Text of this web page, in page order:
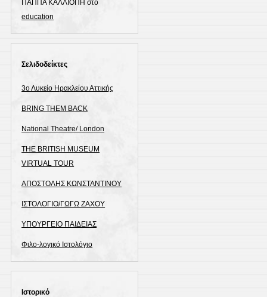
ΠΑΠΠΑ ΚΑΛΛΙΟΠΗ στο
education
Σελιδοδείκτες
3ο Λυκείο Ηρακλείου Αττικής
BRING THEM BACK
National Theatre/ London
THE BRITISH MUSEUM
VIRTUAL TOUR
ΑΠΟΣΤΟΛΗΣ ΚΩΝΣΤΑΝΤΙΝΟΥ
ΙΣΤΟΛΟΓΙΟ/ΓΩΓΩ ΖΑΧΟΥ
ΥΠΟΥΡΓΕΙΟ ΠΑΙΔΕΙΑΣ
Φιλο-λογικό Ιστολόγιο
Ιστορικό